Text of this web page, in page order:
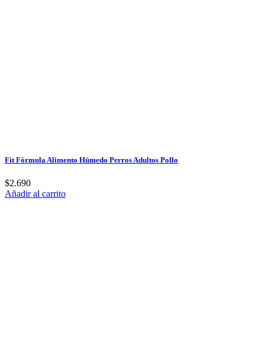
Fit Fórmula Alimento Húmedo Perros Adultos Pollo
$2.690
Añadir al carrito